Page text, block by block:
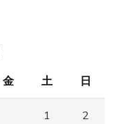
金 土 日
1 2